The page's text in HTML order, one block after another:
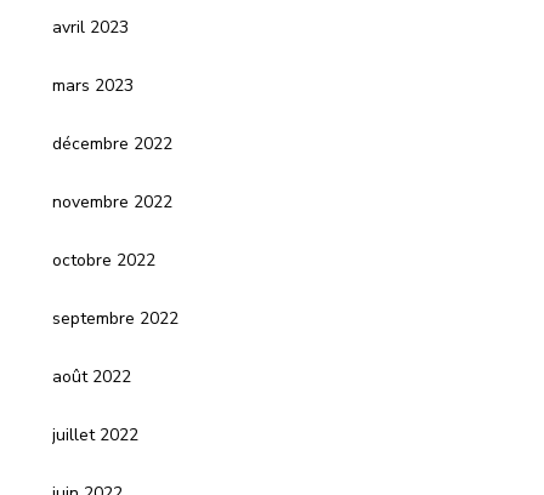
avril 2023
mars 2023
décembre 2022
novembre 2022
octobre 2022
septembre 2022
août 2022
juillet 2022